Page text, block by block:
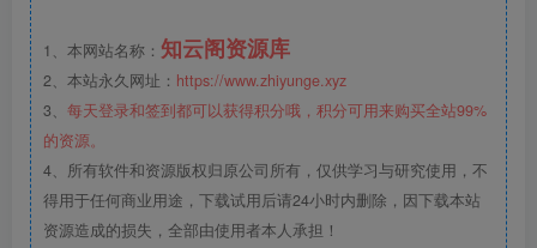
1、本网站名称： 知云阁资源库
2、本站永久网址： https://www.zhiyunge.xyz
3、 每天登录和签到都可以获得积分哦，积分可用来购买全站99%
的资源。
4、所有软件和资源版权归原公司所有，仅供学习与研究使用，不
得用于任何商业用途，下载试用后请24小时内删除，因下载本站
资源造成的损失，全部由使用者本人承担！